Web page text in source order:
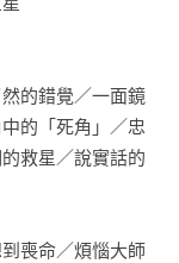
；
持進步，；
生。
的錯覺／一面鏡
的「死角」／忠
救星／說實話的
喪命／煩惱大師